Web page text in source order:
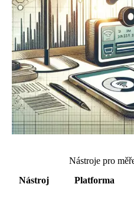
Nástroje pro
Nástroj
Platforma